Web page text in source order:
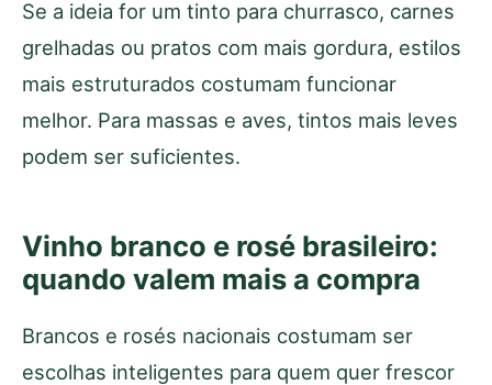
Se a ideia for um tinto para churrasco, carnes
grelhadas ou pratos com mais gordura, estilos
mais estruturados costumam funcionar
melhor. Para massas e aves, tintos mais leves
podem ser suficientes.
Vinho branco e rosé brasileiro:
quando valem mais a compra
Brancos e rosés nacionais costumam ser
escolhas inteligentes para quem quer frescor